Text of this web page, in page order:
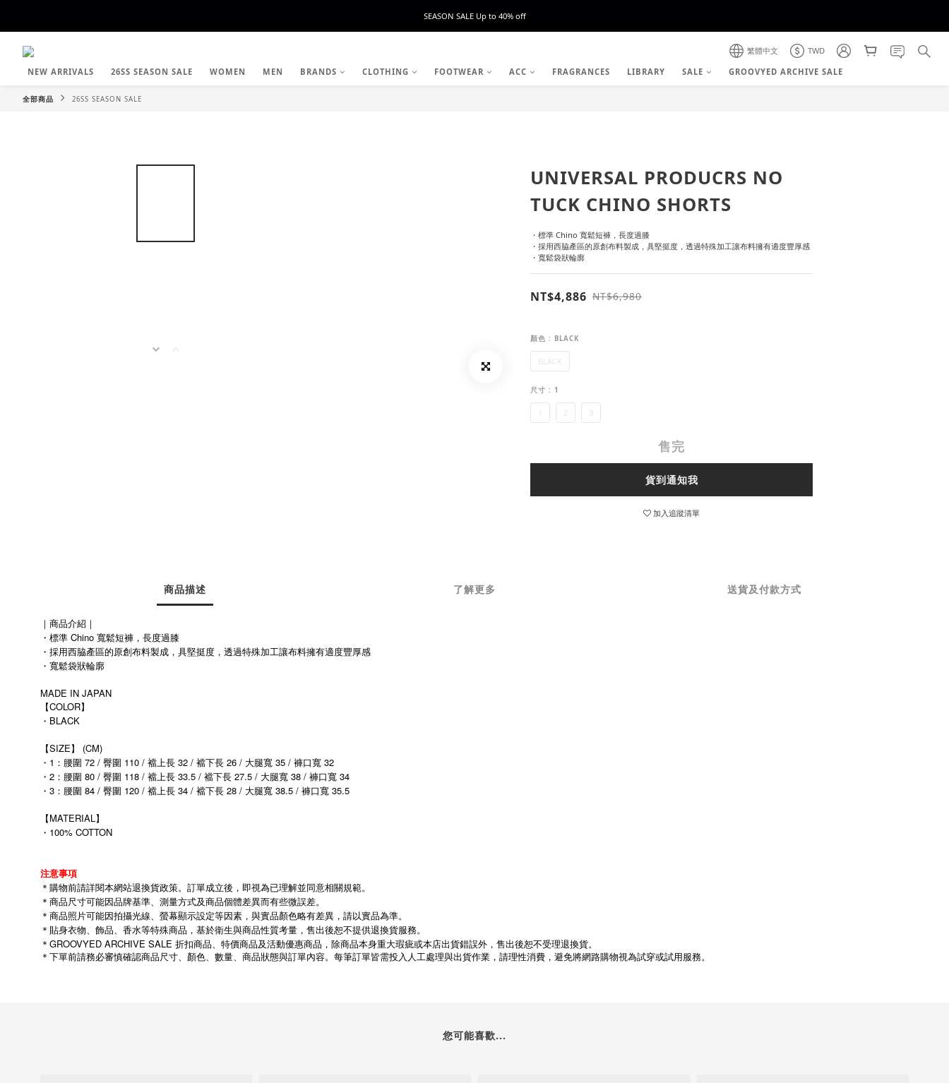
SEASON SALE Up to 40% off
繁體中文
TWD
NEW ARRIVALS
26SS SEASON SALE WOMEN MEN BRANDS CLOTHING FOOTWEAR ACC FRAGRANCES LIBRARY SALE GROOVYED ARCHIVE SALE
全部商品 26SS SEASON SALE
UNIVERSAL PRODUCRS NO
TUCK CHINO SHORTS
・標準 Chino 寬鬆短褲，長度過膝
・採用西脇產區的原創布料製成，具堅挺度，透過特殊加工讓布料擁有適度豐厚感
・寬鬆袋狀輪廓
NT$4,886 NT$6,980
顏色 : BLACK
BLACK
尺寸 : 1
1 2 3
售完
貨到通知我
加入追蹤清單
商品描述 了解更多 送貨及付款方式
｜商品介紹｜
・標準 Chino 寬鬆短褲，長度過膝
・採用西脇產區的原創布料製成，具堅挺度，透過特殊加工讓布料擁有適度豐厚感
・寬鬆袋狀輪廓
MADE IN JAPAN
【COLOR】
・BLACK
【SIZE】 (CM)
・1：腰圍 72 / 臀圍 110 / 襠上長 32 / 襠下長 26 / 大腿寬 35 / 褲口寬 32
・2：腰圍 80 / 臀圍 118 / 襠上長 33.5 / 襠下長 27.5 / 大腿寬 38 / 褲口寬 34
・3：腰圍 84 / 臀圍 120 / 襠上長 34 / 襠下長 28 / 大腿寬 38.5 / 褲口寬 35.5
【MATERIAL】
・100% COTTON
注意事項
＊購物前請詳閱本網站退換貨政策。訂單成立後，即視為已理解並同意相關規範。
＊商品尺寸可能因品牌基準、測量方式及商品個體差異而有些微誤差。
＊商品照片可能因拍攝光線、螢幕顯示設定等因素，與實品顏色略有差異，請以實品為準。
＊貼身衣物、飾品、香水等特殊商品，基於衛生與商品性質考量，售出後恕不提供退換貨服務。
＊GROOVYED ARCHIVE SALE 折扣商品、特價商品及活動優惠商品，除商品本身重大瑕疵或本店出貨錯誤外，售出後恕不受理退換貨。
＊下單前請務必審慎確認商品尺寸、顏色、數量、商品狀態與訂單內容。每筆訂單皆需投入人工處理與出貨作業，請理性消費，避免將網路購物視為試穿或試用服務。
您可能喜歡...